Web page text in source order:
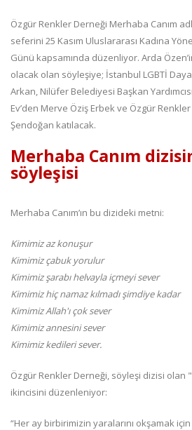
Özgür Renkler Derneği Merhaba Canım
seferini 25 Kasım Uluslararası Kadına
Günü kapsamında düzenliyor. Arda
olacak olan söyleşiye; İstanbul LGBTİ
Arkan, Nilüfer Belediyesi Başkan
Ev’den Merve Öziş Erbek ve Özgür Renkler
Şendoğan katılacak.
Merhaba Canım
söyleşisi
Merhaba Canım’ın bu dizideki metni:
Kimimiz az konuşur
Kimimiz çabuk yorulur
Kimimiz şarabı helvayla içmeyi sever
Kimimiz hiç namaz kılmadı şimdiye kadar
Kimimiz Allah'ı çok sever
Kimimiz annesini sever
Kimimiz kedileri sever.
Özgür Renkler Derneği, söyleşi dizisi olan
ikincisini düzenleniyor:
“Her ay birbirimizin yaralarını okşamak